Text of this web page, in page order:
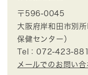
〒596-0045
大阪府岸和田市別
保健センター）
Tel：072-423-
メールでのお問い